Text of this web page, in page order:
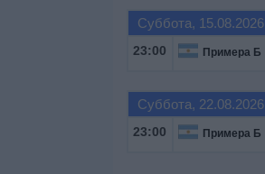
Суббота, 15.08.2026
23:00 Примера Б
Суббота, 22.08.2026
23:00 Примера Б